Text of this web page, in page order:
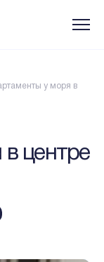
у моря в
центре